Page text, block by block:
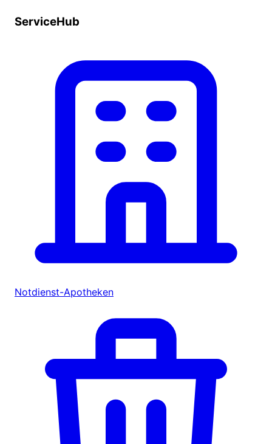
ServiceHub
Notdienst-Apotheken